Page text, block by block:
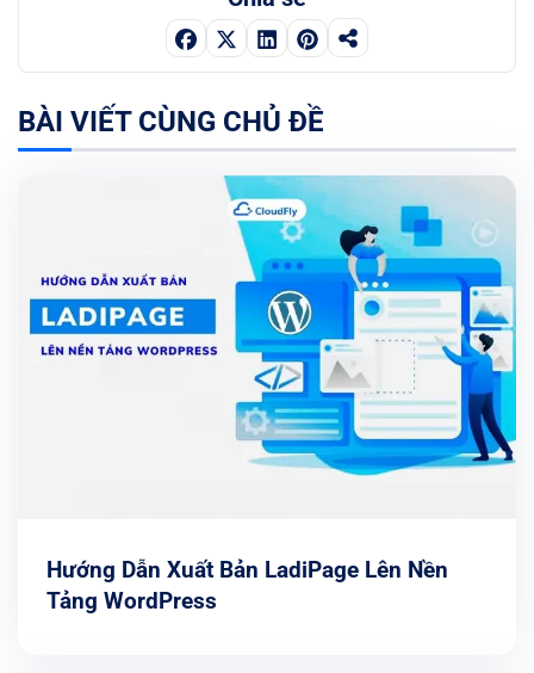
BÀI VIẾT CÙNG CHỦ ĐỀ
Hướng Dẫn Xuất Bản LadiPage Lên Nền
Tảng WordPress